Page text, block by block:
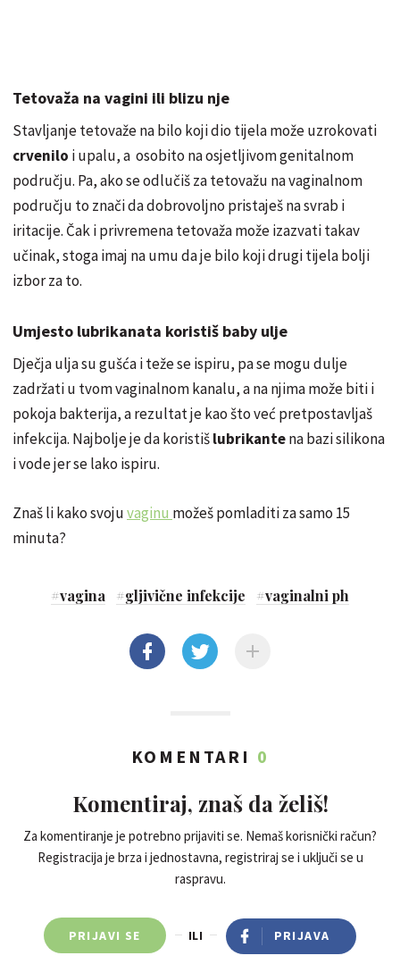
Tetovaža na vagini ili blizu nje
Stavljanje tetovaže na bilo koji dio tijela može uzrokovati
crvenilo i upalu, a osobito na osjetljivom genitalnom
području. Pa, ako se odlučiš za tetovažu na vaginalnom
području to znači da dobrovoljno pristaješ na svrab i
iritacije. Čak i privremena tetovaža može izazvati takav
učinak, stoga imaj na umu da je bilo koji drugi tijela bolji
izbor za to.
Umjesto lubrikanata koristiš baby ulje
Dječja ulja su gušća i teže se ispiru, pa se mogu dulje
zadržati u tvom vaginalnom kanalu, a nanjimamože biti i
pokoja bakterija, a rezultat je kao što već pretpostavljaš
infekcija. Najbolje je da koristišlubrikantena bazi silikona
i vode jer se lako ispiru.
Znaš li kako svojuvaginu možeš pomladiti za samo 15
minuta?
#vagina #gljivične infekcije #vaginalni ph
KOMENTARI 0
Komentiraj, znaš da želiš!
Za komentiranje je potrebno prijaviti se. Nemaš korisnički račun?
Registracija je brza i jednostavna, registriraj se i uključi se u
raspravu.
PRIJAVI SE ILI PRIJAVA